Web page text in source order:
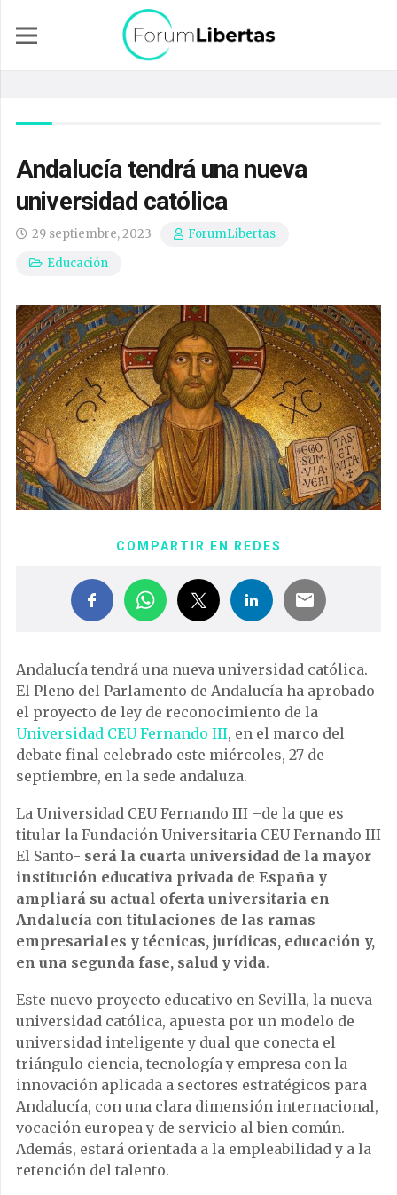
Andalucía tendrá una nueva
universidad católica
29 septiembre, 2023
ForumLibertas
Educación
COMPARTIR EN REDES
Andalucía tendrá una nueva universidad católica.
El Pleno del Parlamento de Andalucía ha aprobado
el proyecto de ley de reconocimiento de la
Universidad CEU Fernando III, en el marco del
debate final celebrado este miércoles, 27 de
septiembre, en la sede andaluza.
La Universidad CEU Fernando III –de la que es
titular la Fundación Universitaria CEU Fernando III
El Santo- será la cuarta universidad de la mayor
institución educativa privada de España y
ampliará su actual oferta universitaria en
Andalucía con titulaciones de las ramas
empresariales y técnicas, jurídicas, educación y,
en una segunda fase, salud y vida.
Este nuevo proyecto educativo en Sevilla, la nueva
universidad católica, apuesta por un modelo de
universidad inteligente y dual que conecta el
triángulo ciencia, tecnología y empresa con la
innovación aplicada a sectores estratégicos para
Andalucía, con una clara dimensión internacional,
vocación europea y de servicio al bien común.
Además, estará orientada a la empleabilidad y a la
retención del talento.